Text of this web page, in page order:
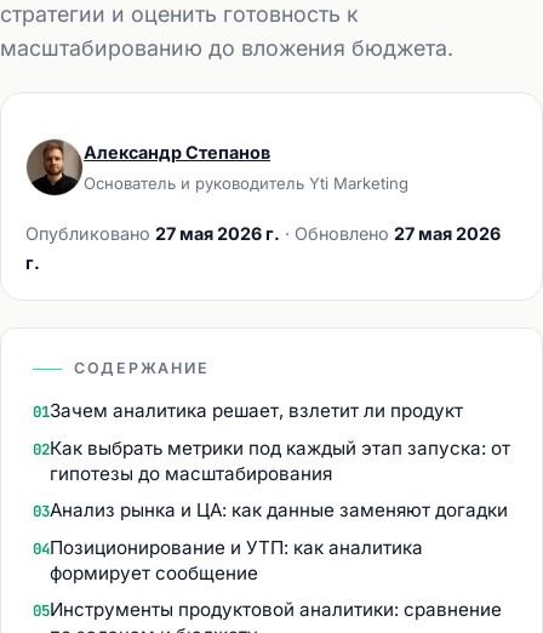
стратегии и оценить готовность к
масштабированию до вложения бюджета.
Александр Степанов
Основатель и руководитель Yti Marketing
Опубликовано 27 мая 2026 г. · Обновлено 27 мая 2026
г.
СОДЕРЖАНИЕ
01Зачем аналитика решает, взлетит ли продукт
02Как выбрать метрики под каждый этап запуска: от
гипотезы до масштабирования
03Анализ рынка и ЦА: как данные заменяют догадки
04Позиционирование и УТП: как аналитика
формирует сообщение
05Инструменты продуктовой аналитики: сравнение